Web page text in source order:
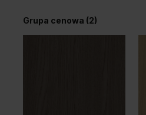
Grupa cenowa (2)